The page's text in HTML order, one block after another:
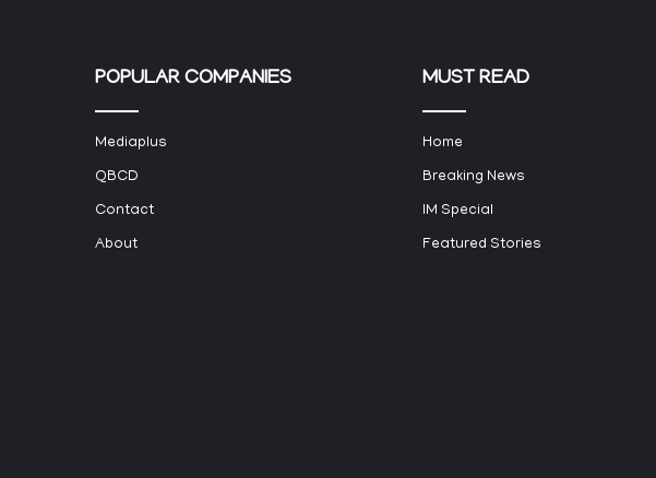
POPULAR COMPANIES
Mediaplus
QBCD
Contact
About
MUST READ
Home
Breaking News
IM Special
Featured Stories